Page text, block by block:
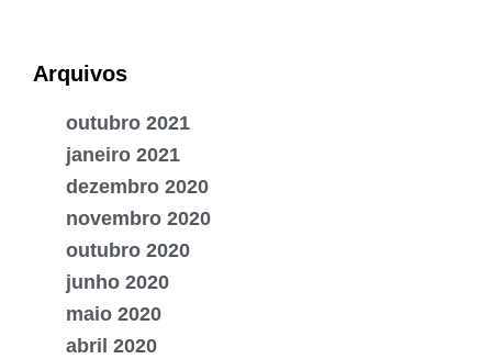
Arquivos
outubro 2021
janeiro 2021
dezembro 2020
novembro 2020
outubro 2020
junho 2020
maio 2020
abril 2020